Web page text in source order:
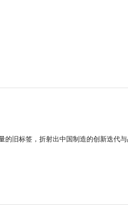
的旧标签，折射出中国制造的创新迭代